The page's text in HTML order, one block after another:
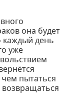
она будет
каждый день
уже
чем пытаться